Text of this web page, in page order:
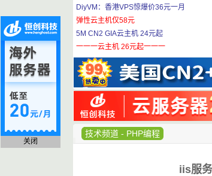
DiyVM：香港VPS惊爆价36元一月
弹性云主机仅58元
5M CN2 GIA云主机 24元起
一一一云主机 26元起一一一
技术频道 - PHP编程
iis服
关闭